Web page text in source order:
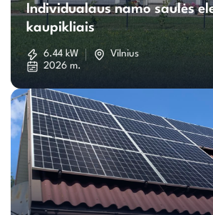
namo
saulės
Individualaus namo saulės
kaupikliais
6.44 kW
Vilnius
2026 m.